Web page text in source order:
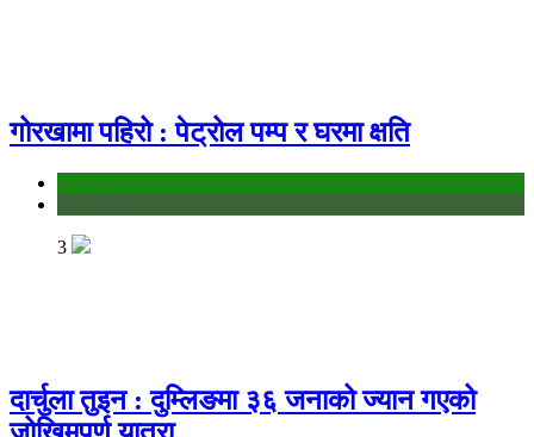
गोरखामा पहिरो : पेट्रोल पम्प र घरमा क्षति
3
दार्चुला तुइन : दुम्लिङमा ३६ जनाको ज्यान गएको